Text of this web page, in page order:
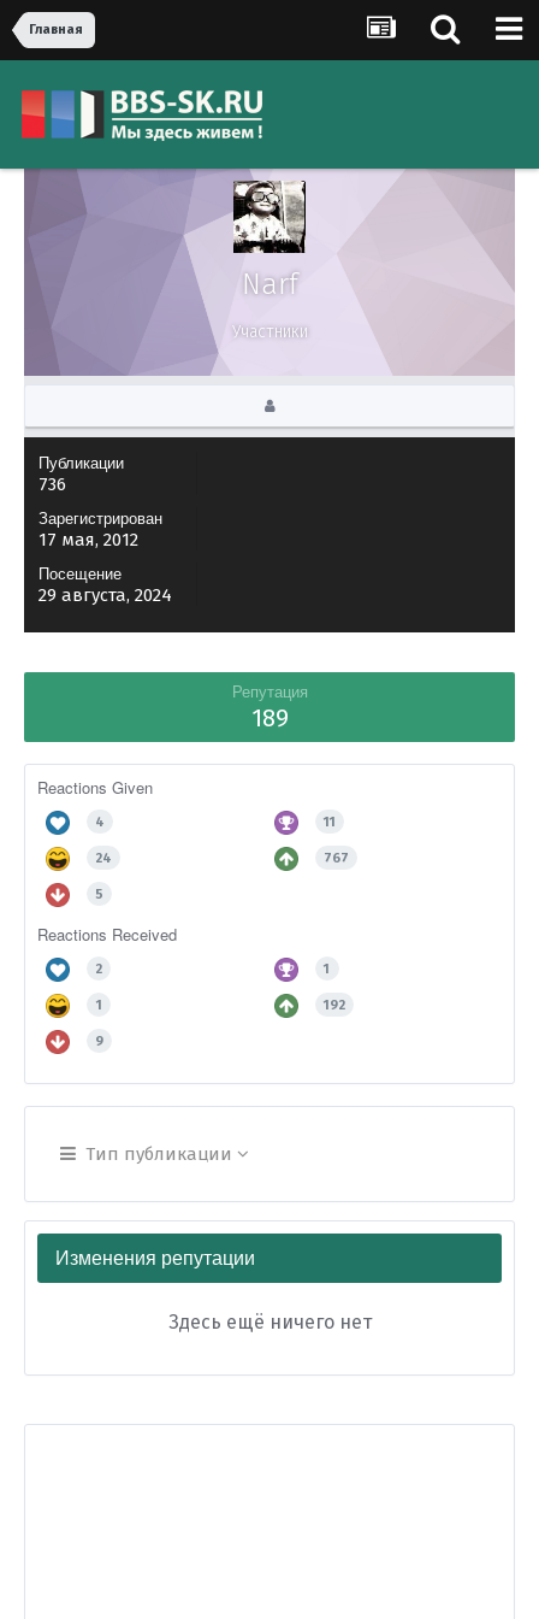
Главная
Narf
Участники
Публикации
736
Зарегистрирован
17 мая, 2012
Посещение
29 августа, 2024
Репутация
189
Reactions Given
4 11
24 767
5
Reactions Received
2 1
1 192
9
Тип публикации
Изменения репутации
Здесь ещё ничего нет